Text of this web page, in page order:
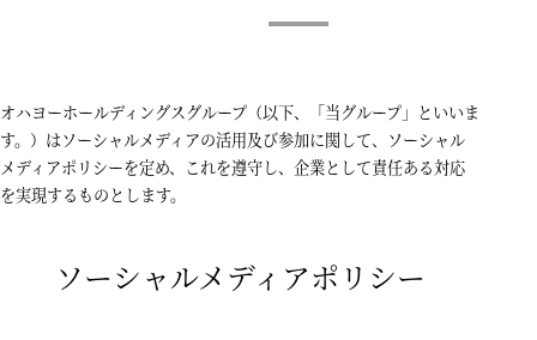
オハヨーホールディングスグループ（以下、「当グループ」といいま
す。）はソーシャルメディアの活用及び参加に関して、ソーシャル
メディアポリシーを定め、これを遵守し、企業として責任ある対応
を実現するものとします。
ソーシャルメディアポリシー